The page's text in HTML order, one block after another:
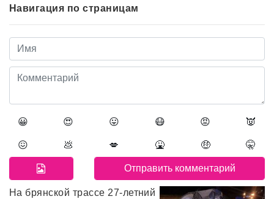
Навигация по страницам
😀 😍 😛 😷 😡 👿
😖 💩 💋 🤮 🤑 🤫
На брянской трассе 27-летний